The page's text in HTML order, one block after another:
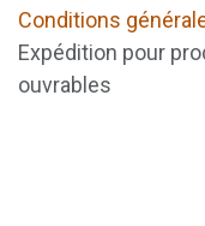
Conditions
Expédition pour
ouvrables